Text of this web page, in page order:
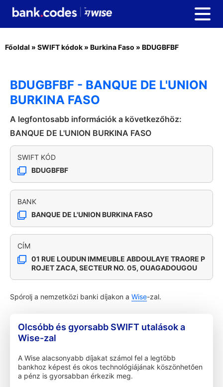
Főoldal » SWIFT kódok » Burkina Faso » BDUGBFBF
BDUGBFBF - BANQUE DE L'UNION
BURKINA FASO
A legfontosabb információk a következőhöz:
BANQUE DE L'UNION BURKINA FASO
SWIFT KÓD
BDUGBFBF
BANK
BANQUE DE L'UNION BURKINA FASO
CÍM
01 RUE LOUDUN IMMEUBLE ABDOULAYE TRAORE P
ROJET ZACA, SECTEUR NO. 05, OUAGADOUGOU
Spórolj a nemzetközi banki díjakon a Wise-zal.
Olcsóbb és gyorsabb SWIFT utalások a
Wise-zal
A Wise alacsonyabb díjakat számol fel a legtöbb
bankhoz képest és okos technológiájának köszönhetően
a pénz is gyorsabban érkezik meg.